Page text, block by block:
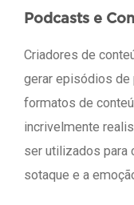
Podcasts e
Criadores de
gerar episódios de
formatos de
incrivelmente
ser utilizados para
sotaque e a